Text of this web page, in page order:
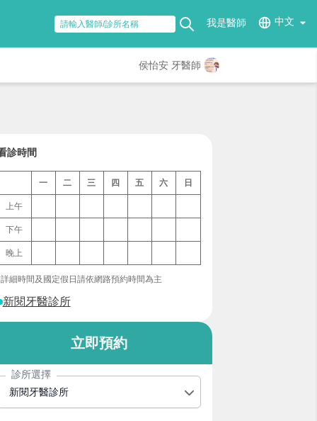
我是醫師 中文
侯怡安 牙醫師
診時間
一 二 三 四 五 六 日
上午
下午
晚上
細時間及國定假日請依網路預約時間為主
新閱牙醫診所
立即預約
診所選擇
新閱牙醫診所